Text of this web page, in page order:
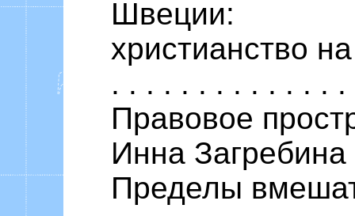
Швеции:
христианство
. . . . . . . . . . . . .
Правовое
Инна Загребина
Пределы